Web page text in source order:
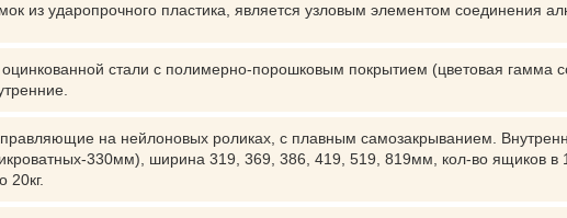
из ударопрочного пластика, является узловым элементом соединения
стали с полимерно-порошковым покрытием (цветовая гамма
на нейлоновых роликах, с плавным самозакрыванием.
330мм), ширина 319, 369, 386, 419, 519, 819мм, кол-во ящиков в
20кг.